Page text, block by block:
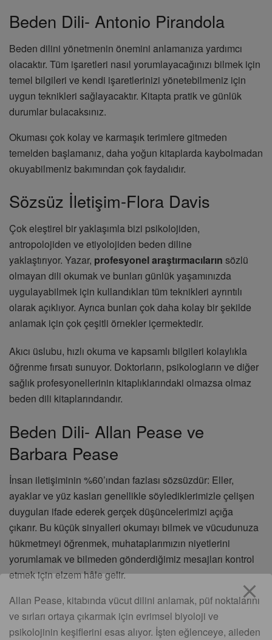
Beden Dili- Antonio Pirandola
Beden dilini yönetmenin önemini anlamanıza yardımcı
olacaktır. Tüm işaretleri nasıl yorumlayacağınızı bilmek için
temel bilgileri ve kendi işaretlerinizi yönetebilmeniz için
uygun teknikleri sağlayacaktır. Kitapta pratik ve günlük
durumlar bulacaksınız.
Okuması çok kolay ve karmaşık terimlere gitmeden
temelden başlamanız, daha yoğun kitaplarda kaybolmadan
okuyabilmeniz bakımından çok faydalıdır.
Sözsüz İletişim-Flora Davis
Çok eleştirel bir yaklaşımla bizi psikolojiden,
antropolojiden ve etiyolojiden beden diline
yaklaştırıyor. Yazar, profesyonel araştırmacıların sözlü
olmayan dili okumak ve bunları günlük yaşamınızda
uygulayabilmek için kullandıkları tüm teknikleri ayrıntılı
olarak açıklıyor. Ayrıca bunları çok daha kolay bir şekilde
anlamak için çok çeşitli örnekler içermektedir.
Akıcı üslubu, hızlı okuma ve kapsamlı bilgileri kolaylıkla
öğrenme fırsatı sunuyor. Doktorların, psikologların ve diğer
sağlık profesyonellerinin kitaplıklarındaki olmazsa olmaz
beden dili kitaplarındandır.
Beden Dili- Allan Pease ve
Barbara Pease
İnsan iletişiminin %60’ından fazlası sözsüzdür: Eller,
ayaklar ve yüz kasları genellikle söylediklerimizle çelişen
duyguları ifade ederek gerçek düşüncelerimizi açığa
çıkarır. Bu küçük sinyalleri okumayı bilmek ve vücudunuza
hükmetmeyi öğrenmek, muhataplarımızın niyetlerini
yorumlamak ve bilmeden gönderdiğimiz mesajları kontrol
etmek için elzem hâle gelir.
Allan Pease, kitabında vücut dilini anlamak, püf noktalarını
ve sırları ortaya çıkarmak için evrimsel biyoloji ve
psikolojinin keşiflerini esas alıyor. İşten eğlenceye, aileden